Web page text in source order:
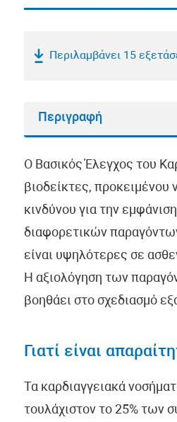
Περιλαμβάνει 15
Περιγραφή
Ο Βασικός Έλεγχος του
βιοδείκτες,
κινδύνου για την
διαφορετικών
είναι υψηλότερες σε
Η αξιολόγηση των
βοηθάει στο σχεδιασμό
Γιατί είναι
Τα καρδιαγγειακά
τουλάχιστον το 25% των